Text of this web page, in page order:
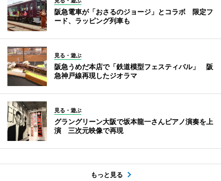
阪急電車が「おさるのジョージ」とコラボ 限定フ
ード、ラッピング列車も
見る・遊ぶ
阪急うめだ本店で「鉄道模型フェスティバル」 阪
急神戸線再現したジオラマ
見る・遊ぶ
グラングリーン大阪で坂本龍一さんピアノ演奏を上
演 三次元映像で再現
もっと見る